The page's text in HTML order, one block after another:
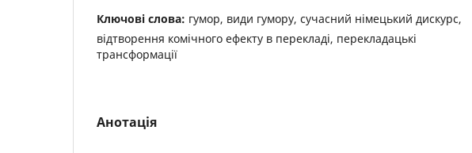
Ключові слова: гумор, види гумору, сучасний німецький дискурс,
відтворення комічного ефекту в перекладі, перекладацькі
трансформації
Анотація